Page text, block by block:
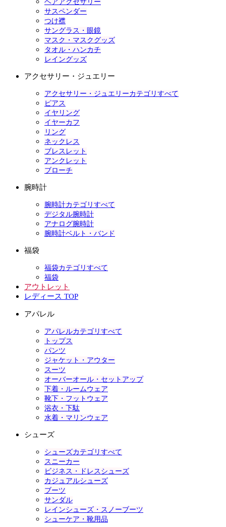
ヘアアクセサリー
サスペンダー
つけ襟
サングラス・眼鏡
マスク・マスクグッズ
タオル・ハンカチ
レイングッズ
アクセサリー・ジュエリー
アクセサリー・ジュエリーカテゴリすべて
ピアス
イヤリング
イヤーカフ
リング
ネックレス
ブレスレット
アンクレット
ブローチ
腕時計
腕時計カテゴリすべて
デジタル腕時計
アナログ腕時計
腕時計ベルト・バンド
福袋
福袋カテゴリすべて
福袋
アウトレット
レディース TOP
アパレル
アパレルカテゴリすべて
トップス
パンツ
ジャケット・アウター
スーツ
オーバーオール・セットアップ
下着・ルームウェア
靴下・フットウェア
浴衣・下駄
水着・マリンウェア
シューズ
シューズカテゴリすべて
スニーカー
ビジネス・ドレスシューズ
カジュアルシューズ
ブーツ
サンダル
レインシューズ・スノーブーツ
シューケア・靴用品